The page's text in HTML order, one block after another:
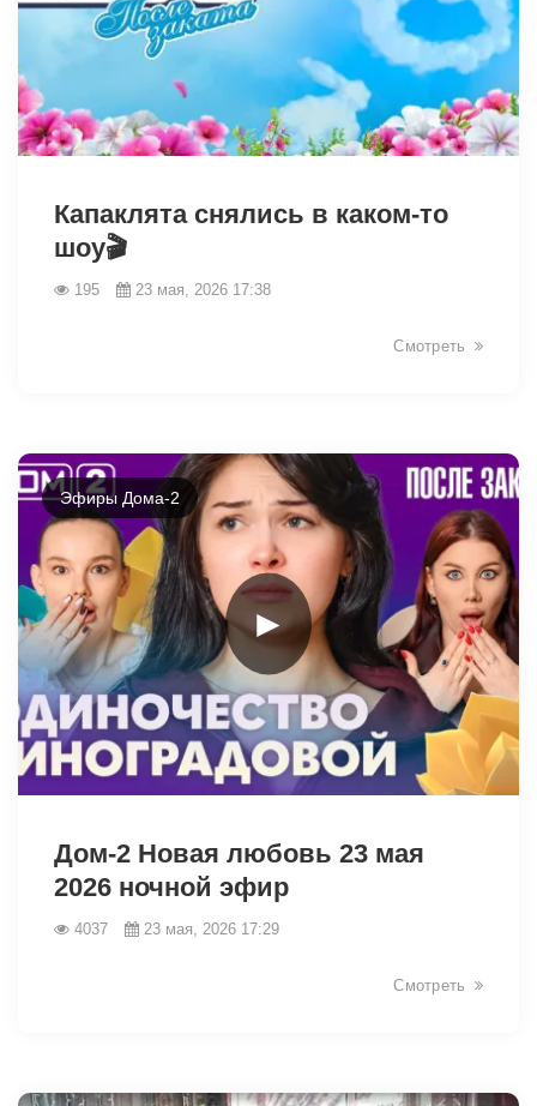
Капаклята снялись в каком-то
шоу🎬
195 23 мая, 2026 17:38
Смотреть
►
Эфиры Дома-2
Дом-2 Новая любовь 23 мая
2026 ночной эфир
4037 23 мая, 2026 17:29
Смотреть